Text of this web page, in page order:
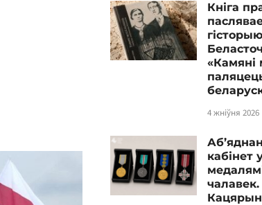
Кніга
«Камяні
4 жніўня 2026
кабінет
чалавек.